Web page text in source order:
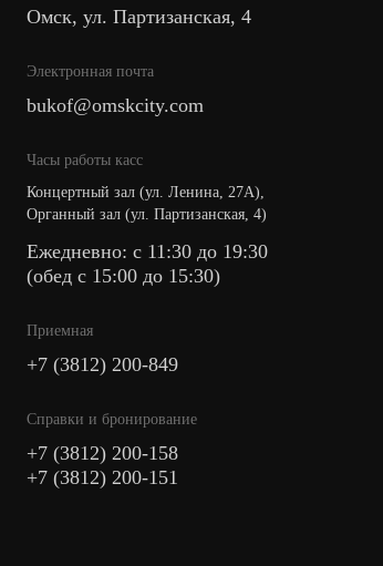
Омск, ул. Партизанская, 4
Электронная почта
bukof@omskcity.com
Часы работы касс
Концертный зал (ул. Ленина, 27А),
Органный зал (ул. Партизанская, 4)
Ежедневно: с 11:30 до 19:30
(обед с 15:00 до 15:30)
Приемная
+7 (3812) 200-849
Cправки и бронирование
+7 (3812) 200-158
+7 (3812) 200-151